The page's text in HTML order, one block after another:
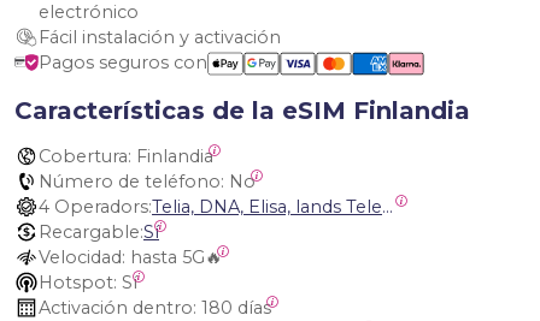
electrónico
Fácil instalación y activación
Pagos seguros con
Características de la eSIM Finlandia
Cobertura: Finlandia
Número de teléfono: No
4 Operadors:
Telia, DNA, Elisa, lands Telekommunikation Ab
Recargable:Sí
Velocidad: hasta 5G🔥
Hotspot: Sí
Activación dentro: 180 días